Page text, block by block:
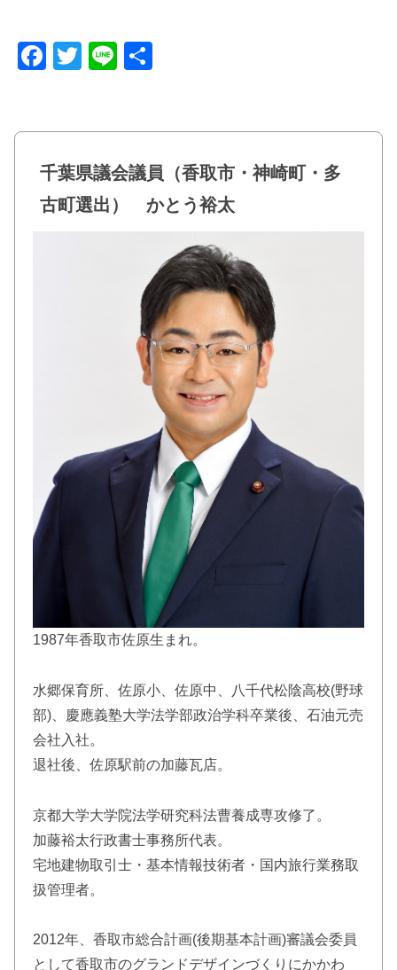
F
e
b
o
T
er
Li
千葉県議会議員（香取市・神崎町・多
古町選出） かとう裕太
1987年香取市佐原生まれ。
水郷保育所、佐原小、佐原中、八千代松陰高校(野球
部)、慶應義塾大学法学部政治学科卒業後、石油元売
会社入社。
退社後、佐原駅前の加藤瓦店。
京都大学大学院法学研究科法曹養成専攻修了。
加藤裕太行政書士事務所代表。
宅地建物取引士・基本情報技術者・国内旅行業務取
扱管理者。
2012年、香取市総合計画(後期基本計画)審議会委員
として香取市のグランドデザインづくりにかかわ